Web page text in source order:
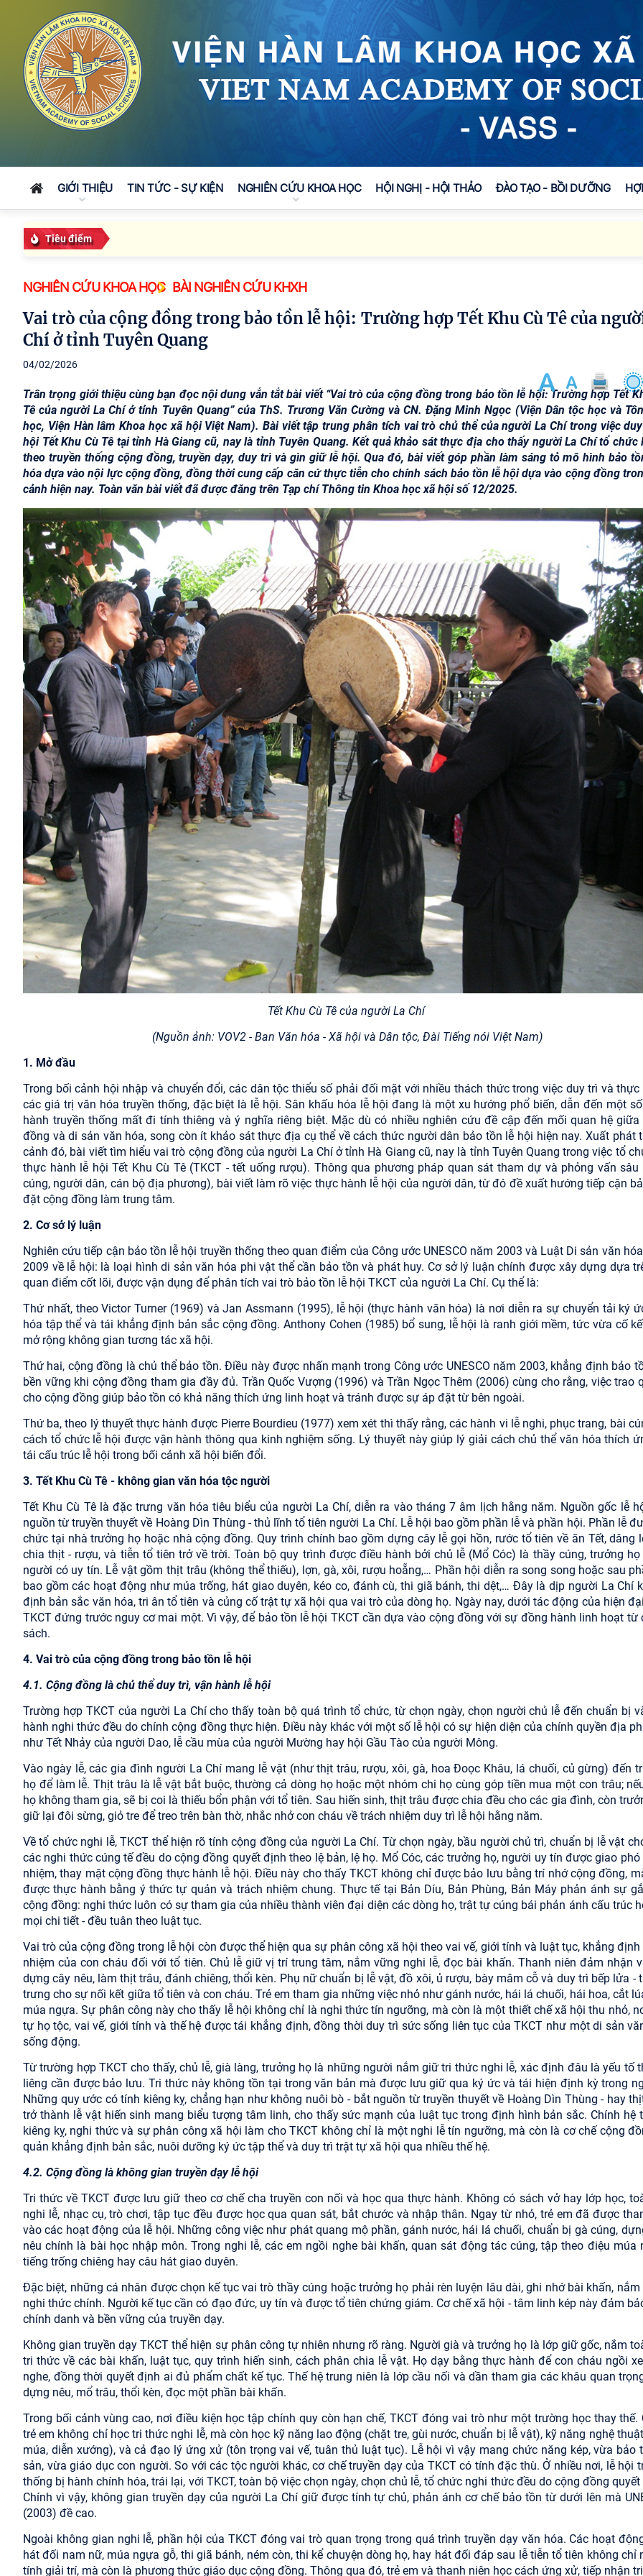
GIỚI THIỆU TIN TỨC - SỰ KIỆN NGHIÊN CỨU KHOA HỌC HỘI NGHỊ - HỘI THẢO ĐÀO TẠO - BỒI DƯỠNG
Tiêu điểm
NGHIÊN CỨU KHOA HỌC BÀI NGHIÊN CỨU KHXH
Vai trò của cộng đồng trong bảo tồn lễ hội: Trường hợp Tết Khu Cù Tê của người La
Chí ở tỉnh Tuyên Quang
04/02/2026
Trân trọng giới thiệu cùng bạn đọc nội dung vắn tắt bài viết “Vai trò của cộng đồng trong bảo tồn lễ hội: Trường hợp Tết
Tê của người La Chí ở tỉnh Tuyên Quang” của ThS. Trương Văn Cường và CN. Đặng Minh Ngọc (Viện Dân tộc học và
học, Viện Hàn lâm Khoa học xã hội Việt Nam). Bài viết tập trung phân tích vai trò chủ thể của người La Chí trong việc
hội Tết Khu Cù Tê tại tỉnh Hà Giang cũ, nay là tỉnh Tuyên Quang. Kết quả khảo sát thực địa cho thấy người La Chí tổ chức
theo truyền thống cộng đồng, truyền dạy, duy trì và gìn giữ lễ hội. Qua đó, bài viết góp phần làm sáng tỏ mô hình bảo
hóa dựa vào nội lực cộng đồng, đồng thời cung cấp căn cứ thực tiễn cho chính sách bảo tồn lễ hội dựa vào cộng đồng
cảnh hiện nay. Toàn văn bài viết đã được đăng trên Tạp chí Thông tin Khoa học xã hội số 12/2025.
Tết Khu Cù Tê của người La Chí
(Nguồn ảnh: VOV2 - Ban Văn hóa - Xã hội và Dân tộc, Đài Tiếng nói Việt Nam)
1. Mở đầu
Trong bối cảnh hội nhập và chuyển đổi, các dân tộc thiểu số phải đối mặt với nhiều thách thức trong việc duy trì và thực
các giá trị văn hóa truyền thống, đặc biệt là lễ hội. Sân khấu hóa lễ hội đang là một xu hướng phổ biến, dẫn đến một
hành truyền thống mất đi tính thiêng và ý nghĩa riêng biệt. Mặc dù có nhiều nghiên cứu đề cập đến mối quan hệ giữa
đồng và di sản văn hóa, song còn ít khảo sát thực địa cụ thể về cách thức người dân bảo tồn lễ hội hiện nay. Xuất phát
cảnh đó, bài viết tìm hiểu vai trò cộng đồng của người La Chí ở tỉnh Hà Giang cũ, nay là tỉnh Tuyên Quang trong việc tổ
thực hành lễ hội Tết Khu Cù Tê (TKCT - tết uống rượu). Thông qua phương pháp quan sát tham dự và phỏng vấn sâu
cúng, người dân, cán bộ địa phương), bài viết làm rõ việc thực hành lễ hội của người dân, từ đó đề xuất hướng tiếp cận
đặt cộng đồng làm trung tâm.
2. Cơ sở lý luận
Nghiên cứu tiếp cận bảo tồn lễ hội truyền thống theo quan điểm của Công ước UNESCO năm 2003 và Luật Di sản văn
2009 về lễ hội: là loại hình di sản văn hóa phi vật thể cần bảo tồn và phát huy. Cơ sở lý luận chính được xây dựng dựa
quan điểm cốt lõi, được vận dụng để phân tích vai trò bảo tồn lễ hội TKCT của người La Chí. Cụ thể là:
Thứ nhất, theo Victor Turner (1969) và Jan Assmann (1995), lễ hội (thực hành văn hóa) là nơi diễn ra sự chuyển tải ký
hóa tập thể và tái khẳng định bản sắc cộng đồng. Anthony Cohen (1985) bổ sung, lễ hội là ranh giới mềm, tức vừa cố
mở rộng không gian tương tác xã hội.
Thứ hai, cộng đồng là chủ thể bảo tồn. Điều này được nhấn mạnh trong Công ước UNESCO năm 2003, khẳng định bảo
bền vững khi cộng đồng tham gia đầy đủ. Trần Quốc Vượng (1996) và Trần Ngọc Thêm (2006) cùng cho rằng, việc trao
cho cộng đồng giúp bảo tồn có khả năng thích ứng linh hoạt và tránh được sự áp đặt từ bên ngoài.
Thứ ba, theo lý thuyết thực hành được Pierre Bourdieu (1977) xem xét thì thấy rằng, các hành vi lễ nghi, phục trang, bài
cách tổ chức lễ hội được vận hành thông qua kinh nghiệm sống. Lý thuyết này giúp lý giải cách chủ thể văn hóa thích
tái cấu trúc lễ hội trong bối cảnh xã hội biến đổi.
3. Tết Khu Cù Tê - không gian văn hóa tộc người
Tết Khu Cù Tê là đặc trưng văn hóa tiêu biểu của người La Chí, diễn ra vào tháng 7 âm lịch hằng năm. Nguồn gốc lễ
nguồn từ truyền thuyết về Hoàng Dìn Thùng - thủ lĩnh tổ tiên người La Chí. Lễ hội bao gồm phần lễ và phần hội. Phần lễ
chức tại nhà trưởng họ hoặc nhà cộng đồng. Quy trình chính bao gồm dựng cây lễ gọi hồn, rước tổ tiên về ăn Tết, dâng
chia thịt - rượu, và tiễn tổ tiên trở về trời. Toàn bộ quy trình được điều hành bởi chủ lễ (Mổ Cóc) là thầy cúng, trưởng họ
người có uy tín. Lễ vật gồm thịt trâu (không thể thiếu), lợn, gà, xôi, rượu hoẵng,… Phần hội diễn ra song song hoặc sau
bao gồm các hoạt động như múa trống, hát giao duyên, kéo co, đánh cù, thi giã bánh, thi dệt,… Đây là dịp người La Chí
định bản sắc văn hóa, tri ân tổ tiên và củng cố trật tự xã hội qua vai trò của dòng họ. Ngày nay, dưới tác động của hiện
TKCT đứng trước nguy cơ mai một. Vì vậy, để bảo tồn lễ hội TKCT cần dựa vào cộng đồng với sự đồng hành linh hoạt từ
sách.
4. Vai trò của cộng đồng trong bảo tồn lễ hội
4.1. Cộng đồng là chủ thể duy trì, vận hành lễ hội
Trường hợp TKCT của người La Chí cho thấy toàn bộ quá trình tổ chức, từ chọn ngày, chọn người chủ lễ đến chuẩn bị
hành nghi thức đều do chính cộng đồng thực hiện. Điều này khác với một số lễ hội có sự hiện diện của chính quyền địa
như Tết Nhảy của người Dao, lễ cầu mùa của người Mường hay hội Gầu Tào của người Mông.
Vào ngày lễ, các gia đình người La Chí mang lễ vật (như thịt trâu, rượu, xôi, gà, hoa Đoọc Khâu, lá chuối, củ gừng) đến
họ để làm lễ. Thịt trâu là lễ vật bắt buộc, thường cả dòng họ hoặc một nhóm chi họ cùng góp tiền mua một con trâu;
họ không tham gia, sẽ bị coi là thiếu bổn phận với tổ tiên. Sau hiến sinh, thịt trâu được chia đều cho các gia đình, còn
giữ lại đôi sừng, giỏ tre để treo trên bàn thờ, nhắc nhở con cháu về trách nhiệm duy trì lễ hội hằng năm.
Về tổ chức nghi lễ, TKCT thể hiện rõ tính cộng đồng của người La Chí. Từ chọn ngày, bầu người chủ trì, chuẩn bị lễ vật
các nghi thức cúng tế đều do cộng đồng quyết định theo lệ bản, lệ họ. Mổ Cóc, các trưởng họ, người uy tín được giao phó
nhiệm, thay mặt cộng đồng thực hành lễ hội. Điều này cho thấy TKCT không chỉ được bảo lưu bằng trí nhớ cộng đồng,
được thực hành bằng ý thức tự quản và trách nhiệm chung. Thực tế tại Bản Díu, Bản Phùng, Bản Máy phản ánh sự
cộng đồng: nghi thức luôn có sự tham gia của nhiều thành viên đại diện các dòng họ, trật tự cúng bái phản ánh cấu trúc
mọi chi tiết - đều tuân theo luật tục.
Vai trò của cộng đồng trong lễ hội còn được thể hiện qua sự phân công xã hội theo vai vế, giới tính và luật tục, khẳng định
nhiệm của con cháu đối với tổ tiên. Chủ lễ giữ vị trí trung tâm, nắm vững nghi lễ, đọc bài khấn. Thanh niên đảm nhận
dựng cây nêu, làm thịt trâu, đánh chiêng, thổi kèn. Phụ nữ chuẩn bị lễ vật, đồ xôi, ủ rượu, bày mâm cỗ và duy trì bếp lửa -
trưng cho sự nối kết giữa tổ tiên và con cháu. Trẻ em tham gia những việc nhỏ như gánh nước, hái lá chuối, hái hoa, cắt
múa ngựa. Sự phân công này cho thấy lễ hội không chỉ là nghi thức tín ngưỡng, mà còn là một thiết chế xã hội thu nhỏ,
tự họ tộc, vai vế, giới tính và thế hệ được tái khẳng định, đồng thời duy trì sức sống liên tục của TKCT như một di sản
sống động.
Từ trường hợp TKCT cho thấy, chủ lễ, già làng, trưởng họ là những người nắm giữ tri thức nghi lễ, xác định đâu là yếu tố
liêng cần được bảo lưu. Tri thức này không tồn tại trong văn bản mà được lưu giữ qua ký ức và tái hiện định kỳ trong
Những quy ước có tính kiêng kỵ, chẳng hạn như không nuôi bò - bắt nguồn từ truyền thuyết về Hoàng Dìn Thùng - hay
trở thành lễ vật hiến sinh mang biểu tượng tâm linh, cho thấy sức mạnh của luật tục trong định hình bản sắc. Chính hệ
kiêng kỵ, nghi thức và sự phân công xã hội làm cho TKCT không chỉ là một nghi lễ tín ngưỡng, mà còn là cơ chế cộng
quản khẳng định bản sắc, nuôi dưỡng ký ức tập thể và duy trì trật tự xã hội qua nhiều thế hệ.
4.2. Cộng đồng là không gian truyền dạy lễ hội
Tri thức về TKCT được lưu giữ theo cơ chế cha truyền con nối và học qua thực hành. Không có sách vở hay lớp học,
nghi lễ, nhạc cụ, trò chơi, tập tục đều được học qua quan sát, bắt chước và nhập thân. Ngay từ nhỏ, trẻ em đã được
vào các hoạt động của lễ hội. Những công việc như phát quang mộ phần, gánh nước, hái lá chuối, chuẩn bị gà cúng,
nêu chính là bài học nhập môn. Trong nghi lễ, các em ngồi nghe bài khấn, quan sát động tác cúng, tập theo điệu múa
tiếng trống chiêng hay câu hát giao duyên.
Đặc biệt, những cá nhân được chọn kế tục vai trò thầy cúng hoặc trưởng họ phải rèn luyện lâu dài, ghi nhớ bài khấn, nắm
nghi thức chính. Người kế tục cần có đạo đức, uy tín và được tổ tiên chứng giám. Cơ chế xã hội - tâm linh kép này đảm
chính danh và bền vững của truyền dạy.
Không gian truyền dạy TKCT thể hiện sự phân công tự nhiên nhưng rõ ràng. Người già và trưởng họ là lớp giữ gốc, nắm
tri thức về các bài khấn, luật tục, quy trình hiến sinh, cách phân chia lễ vật. Họ dạy bằng thực hành để con cháu ngồi
nghe, đồng thời quyết định ai đủ phẩm chất kế tục. Thế hệ trung niên là lớp cầu nối và dần tham gia các khâu quan
dựng nêu, mổ trâu, thổi kèn, đọc một phần bài khấn.
Trong bối cảnh vùng cao, nơi điều kiện học tập chính quy còn hạn chế, TKCT đóng vai trò như một trường học thay thế.
trẻ em không chỉ học tri thức nghi lễ, mà còn học kỹ năng lao động (chặt tre, gùi nước, chuẩn bị lễ vật), kỹ năng nghệ
múa, diễn xướng), và cả đạo lý ứng xử (tôn trọng vai vế, tuân thủ luật tục). Lễ hội vì vậy mang chức năng kép, vừa bảo
sản, vừa giáo dục con người. So với các tộc người khác, cơ chế truyền dạy của TKCT có tính đặc thù. Ở nhiều nơi, lễ hội
thống bị hành chính hóa, trái lại, với TKCT, toàn bộ việc chọn ngày, chọn chủ lễ, tổ chức nghi thức đều do cộng đồng quyết
Chính vì vậy, không gian truyền dạy của người La Chí giữ được tính tự chủ, phản ánh cơ chế bảo tồn từ dưới lên mà
(2003) đề cao.
Ngoài không gian nghi lễ, phần hội của TKCT đóng vai trò quan trọng trong quá trình truyền dạy văn hóa. Các hoạt
hát đối nam nữ, múa ngựa gỗ, thi giã bánh, ném còn, thi kể chuyện dòng họ, hay hát đối đáp sau lễ tiễn tổ tiên không chỉ
tính giải trí, mà còn là phương thức giáo dục cộng đồng. Thông qua đó, trẻ em và thanh niên học cách ứng xử, tiếp nhận